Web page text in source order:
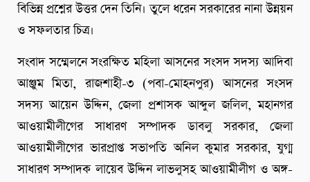
বিভিন্ন প্রশ্নের উত্তর দেন তিনি। তুলে ধরেন সরকারের নানা উন্নয়ন
ও সফলতার চিত্র।
সংবাদ সম্মেলনে সংরক্ষিত মহিলা আসনের সংসদ সদস্য আদিবা
আঞ্জুম মিতা, রাজশাহী-৩ (পবা-মোহনপুর) আসনের সংসদ
সদস্য আয়েন উদ্দিন, জেলা প্রশাসক আব্দুল জলিল, মহানগর
আওয়ামীলীগের সাধারণ সম্পাদক ডাবলু সরকার, জেলা
আওয়ামীলীগের ভারপ্রাপ্ত সভাপতি অনিল কুমার সরকার, যুগ্ম
সাধারণ সম্পাদক লায়েব উদ্দিন লাভলুসহ আওয়ামীলীগ ও অঙ্গ-